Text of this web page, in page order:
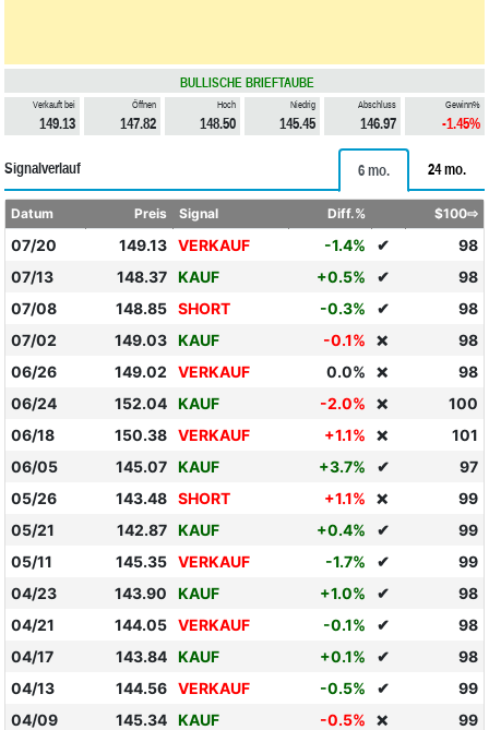
BULLISCHE BRIEFTAUBE
Verkauft bei
149.13
Öffnen
147.82
Hoch
148.50
Niedrig
145.45
Abschluss
146.97
Gewinn%
-1.45%
Signalverlauf 6 mo. 24 mo.
Datum Preis Signal Diff.% $100⇨
07/20 149.13 VERKAUF -1.4% ✔
98
07/13
148.37 KAUF +0.5% ✔
98
07/08
148.85 SHORT -0.3% ✔
98
07/02
149.03 KAUF -0.1% ❌
98
06/26
149.02 VERKAUF 0.0% ❌
98
06/24
152.04 KAUF -2.0% ❌
100
06/18
150.38 VERKAUF +1.1% ❌
101
06/05
145.07 KAUF +3.7% ✔
97
05/26
143.48 SHORT +1.1% ❌
99
05/21
142.87 KAUF +0.4% ✔
99
05/11
145.35 VERKAUF -1.7% ✔
99
04/23
143.90 KAUF +1.0% ✔
98
04/21
144.05 VERKAUF -0.1% ✔
98
04/17
143.84 KAUF +0.1% ✔
98
04/13
144.56 VERKAUF -0.5% ✔
99
04/09
145.34 KAUF -0.5% ❌
99